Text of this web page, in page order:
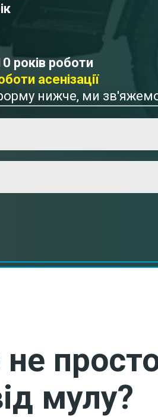
років роботи
асенізації
форму нижче, ми
мулу?